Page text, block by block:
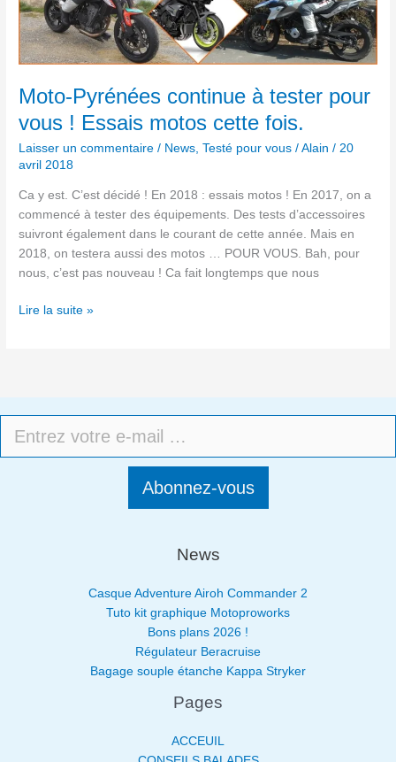
Moto-Pyrénées continue à tester pour
vous ! Essais motos cette fois.
Laisser un commentaire / News,Testé pour vous /Alain/20
avril 2018
Ca y est. C’est décidé ! En 2018 : essais motos ! En 2017, on a
commencé à tester des équipements. Des tests d’accessoires
suivront également dans le courant de cette année. Mais en
2018, on testera aussi des motos … POUR VOUS. Bah, pour
nous, c’est pas nouveau ! Ca fait longtemps que nous
continue
à
tester
vous
Essais
motos
cette
Lire la suite »
Abonnez-vous
News
Casque Adventure Airoh Commander 2
Tuto kit graphique Motoproworks
Bons plans 2026 !
Régulateur Beracruise
Bagage souple étanche Kappa Stryker
Pages
ACCEUIL